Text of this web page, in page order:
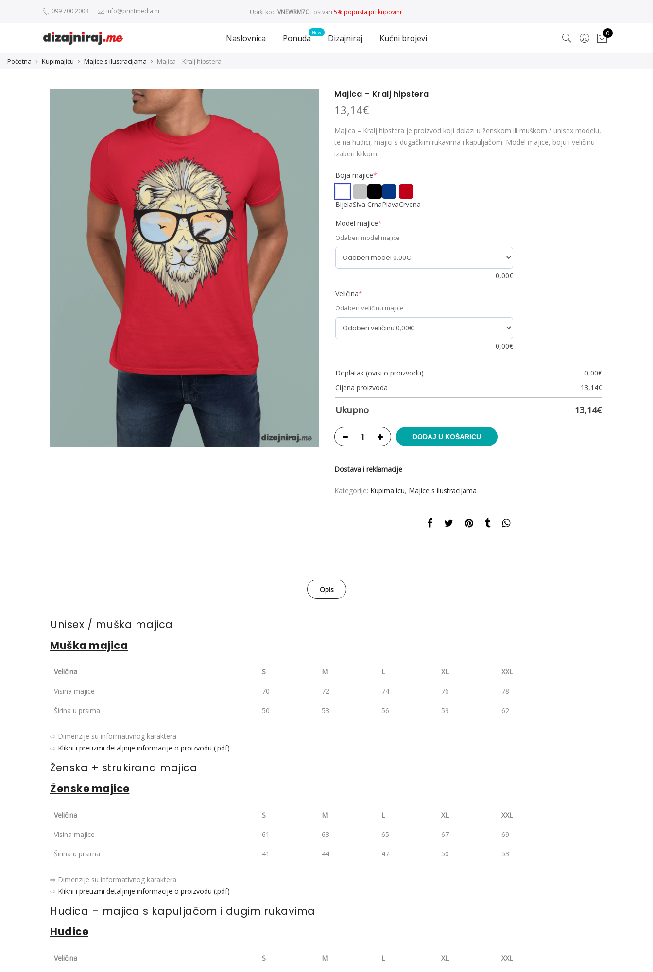
099 700 2008 info@printmedia.hr Upiši kodVNEWRM7C i ostvari5% popusta pri kupovini!
Naslovnica Ponuda Dizajniraj Kućni brojevi 0
Početna Kupimajicu Majice s ilustracijama Majica – Kralj hipstera
Majica – Kralj hipstera
13,14€
Majica – Kralj hipstera je proizvod koji dolazi u ženskom ili muškom / unisex modelu,
te na hudici, majici s dugačkim rukavima i kapuljačom. Model majice, boju i veličinu
izaberi klikom.
Boja majice*
BijelaSiva CrnaPlavaCrvena
Model majice*
Odaberi model majice
0,00€
Veličina*
Odaberi veličinu majice
0,00€
Doplatak (ovisi o proizvodu) 0,00€
Cijena proizvoda
13,14€
Ukupno 13,14€
DODAJ U KOŠARICU
Dostava i reklamacije
Kategorije: Kupimajicu, Majice s ilustracijama
Opis
Unisex / muška majica
Muška majica
Veličina S M L XL XXL
Visina majice 70 72 74 76 78
Širina u prsima 50 53 56 59 62
⇨ Dimenzije su informativnog karaktera.
⇨ Klikni i preuzmi detaljnije informacije o proizvodu (.pdf)
Ženska + strukirana majica
Ženske majice
Veličina S M L XL XXL
Visina majice 61 63 65 67 69
Širina u prsima 41 44 47 50 53
⇨ Dimenzije su informativnog karaktera.
⇨ Klikni i preuzmi detaljnije informacije o proizvodu (.pdf)
Hudica – majica s kapuljačom i dugim rukavima
Hudice
Veličina S M L XL XXL